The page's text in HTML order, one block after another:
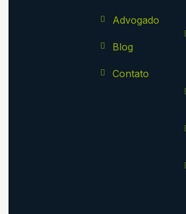
Advogado
Blog
Contato